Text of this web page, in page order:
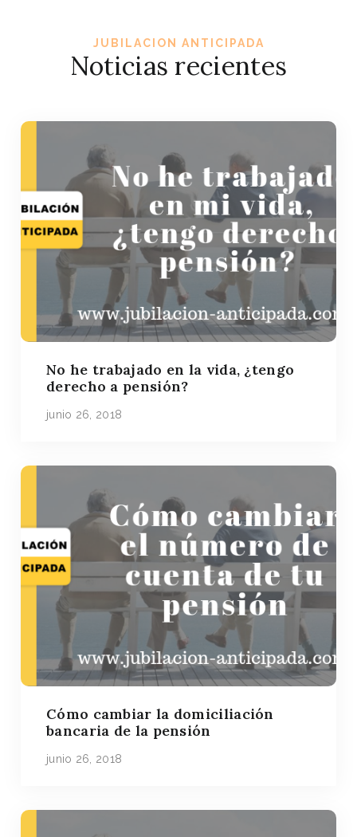
JUBILACION ANTICIPADA
Noticias recientes
No he trabajado en la vida, ¿tengo
derecho a pensión?
junio 26, 2018
Cómo cambiar la domiciliación
bancaria de la pensión
junio 26, 2018